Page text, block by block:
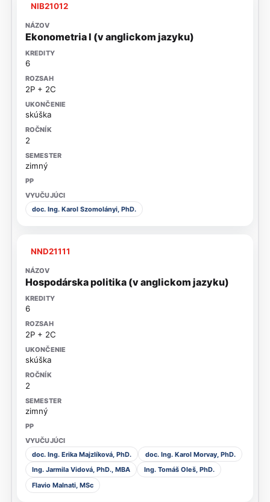
NIB21012
Ekonometria I (v anglickom jazyku)
6
2P + 2C
skúška
2
zimný
doc. Ing. Karol Szomolányi, PhD.
NND21111
Hospodárska politika (v anglickom jazyku)
6
2P + 2C
skúška
2
zimný
doc. Ing. Erika Majzlíková, PhD.
doc. Ing. Karol Morvay, PhD.
Ing. Jarmila Vidová, PhD., MBA
Ing. Tomáš Oleš, PhD.
Flavio Malnati, MSc